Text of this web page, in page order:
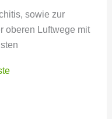
sowie zur
oberen Luftwege mit